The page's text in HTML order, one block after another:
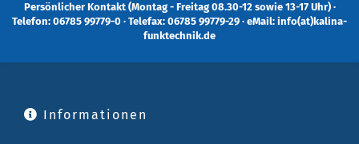
Persönlicher Kontakt (Montag - Freitag 08.30-12 sowie 13-17 Uhr) ·
Telefon: 06785 99779-0 · Telefax: 06785 99779-29 · eMail: info(at)kalina-
funktechnik.de
Informationen